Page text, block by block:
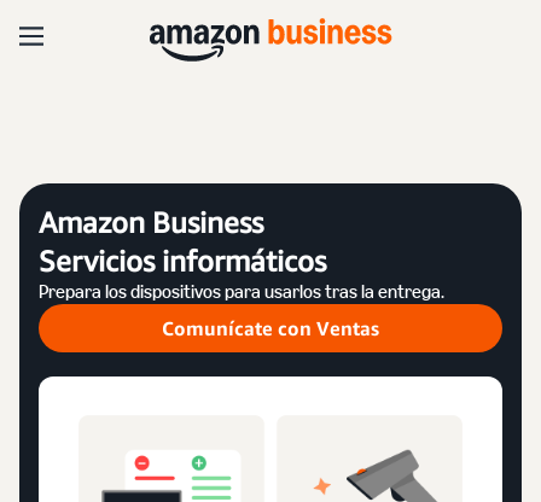
Amazon Business
Servicios informáticos
Prepara los dispositivos para usarlos tras la entrega.
Comunícate con Ventas